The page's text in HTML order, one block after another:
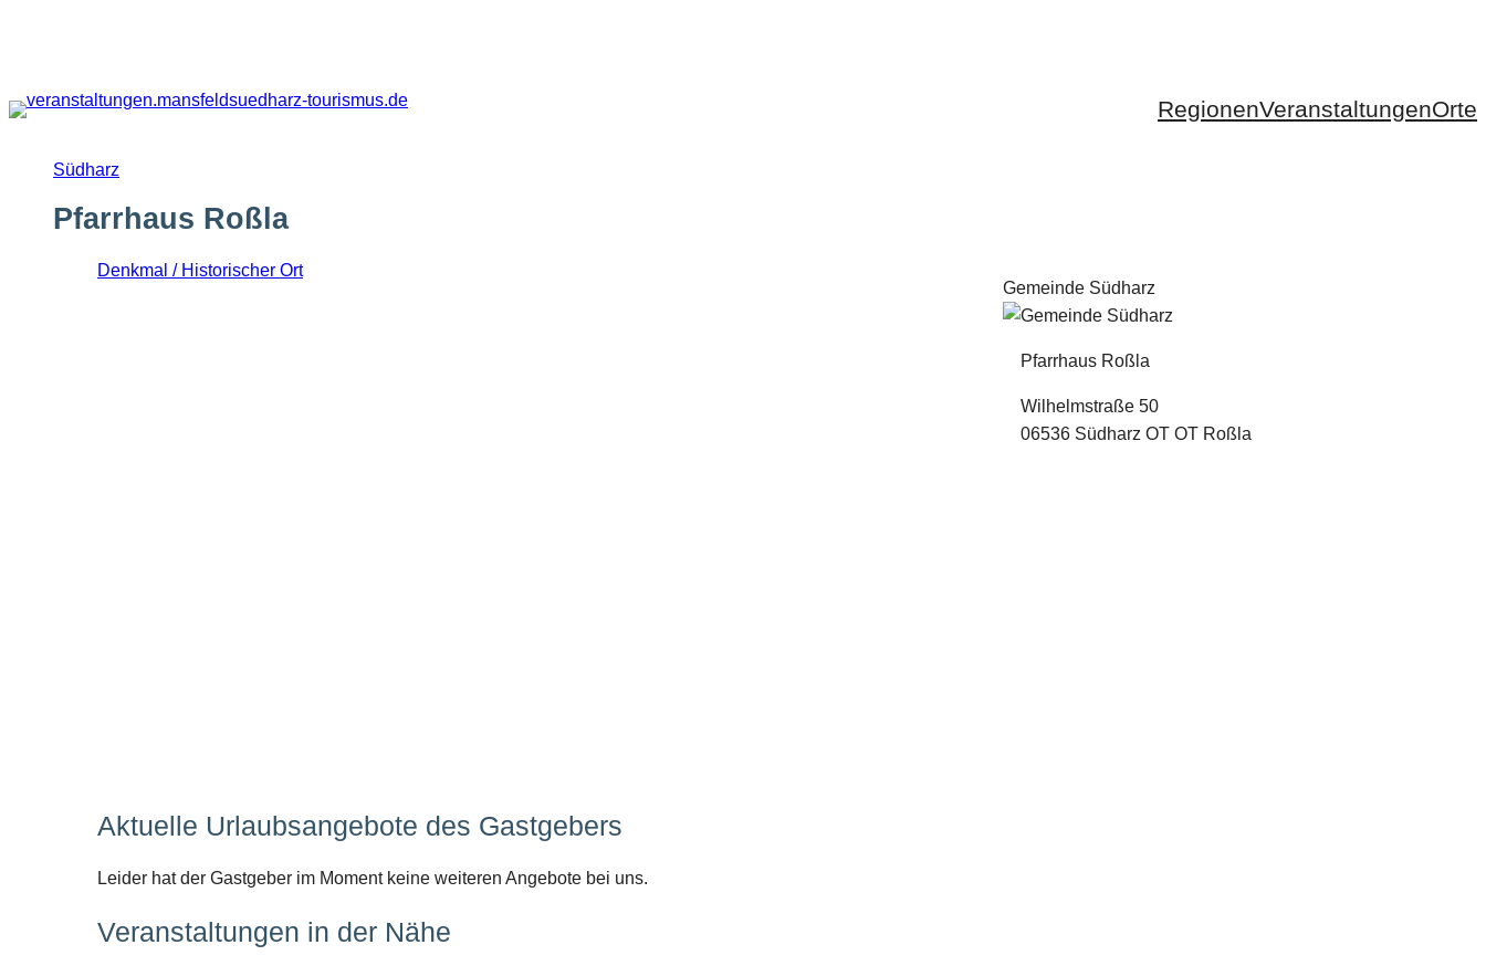
RegionenVeranstaltungenOrte
Südharz
Pfarrhaus Roßla
Denkmal / Historischer Ort
Gemeinde Südharz
Pfarrhaus Roßla
Wilhelmstraße 50
06536 Südharz OT OT Roßla
Aktuelle Urlaubsangebote des Gastgebers
Leider hat der Gastgeber im Moment keine weiteren Angebote bei uns.
Veranstaltungen in der Nähe